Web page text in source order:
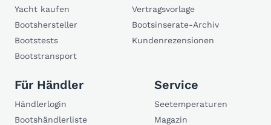
Yacht kaufen
Bootshersteller
Bootstests
Bootstransport
Vertragsvorlage
Bootsinserate-Archiv
Kundenrezensionen
Für Händler
Händlerlogin
Bootshändlerliste
Service
Seetemperaturen
Magazin